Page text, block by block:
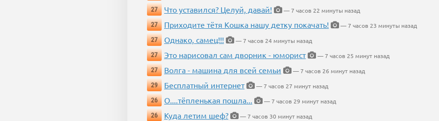
27
Что уставился? Целуй, давай!
— 7 часов 22 минуты назад
27
Приходите тётя Кошка нашу детку покачать!
— 7 часов 23 минуты назад
27
Однако, самец!!!
— 7 часов 24 минуты назад
27
Это нарисовал сам дворник - юморист
— 7 часов 25 минут назад
27
Волга - машина для всей семьи
— 7 часов 26 минут назад
29
Бесплатный интернет
— 7 часов 27 минут назад
26
О....тёпленькая пошла...
— 7 часов 29 минут назад
26
Куда летим шеф? — 7 часов 30 минут назад